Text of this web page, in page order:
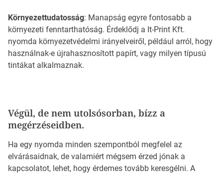
Környezettudatosság: Manapság egyre fontosabb a
környezeti fenntarthatóság. Érdeklődj a It-Print Kft.
nyomda környezetvédelmi irányelveiről, például arról, hogy
használnak-e újrahasznosított papírt, vagy milyen típusú
tintákat alkalmaznak.
Végül, de nem utolsósorban, bízz a
megérzéseidben.
Ha egy nyomda minden szempontból megfelel az
elvárásaidnak, de valamiért mégsem érzed jónak a
kapcsolatot, lehet, hogy érdemes tovább keresgélni. A